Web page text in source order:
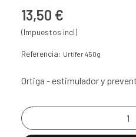
13,50 €
(Impuestos incl)
Referencia: Urtifer 450g
Ortiga - estimulador y